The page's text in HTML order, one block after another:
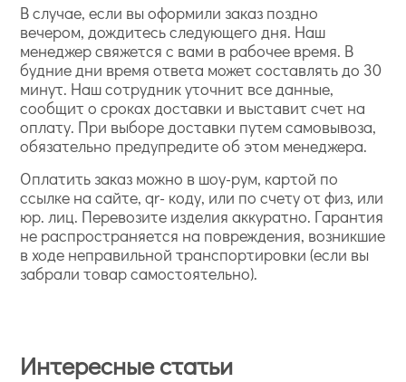
В случае, если вы оформили заказ поздно
вечером, дождитесь следующего дня. Наш
менеджер свяжется с вами в рабочее время. В
будние дни время ответа может составлять до 30
минут. Наш сотрудник уточнит все данные,
сообщит о сроках доставки и выставит счет на
оплату. При выборе доставки путем самовывоза,
обязательно предупредите об этом менеджера.
Оплатить заказ можно в шоу-рум, картой по
ссылке на сайте, qr- коду, или по счету от физ, или
юр. лиц. Перевозите изделия аккуратно. Гарантия
не распространяется на повреждения, возникшие
в ходе неправильной транспортировки (если вы
забрали товар самостоятельно).
Интересные статьи